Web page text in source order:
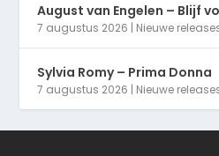
August van Engelen – Blijf
7 augustus 2026 | Nieuwe
Sylvia Romy – Prima Donna
7 augustus 2026 | Nieuwe